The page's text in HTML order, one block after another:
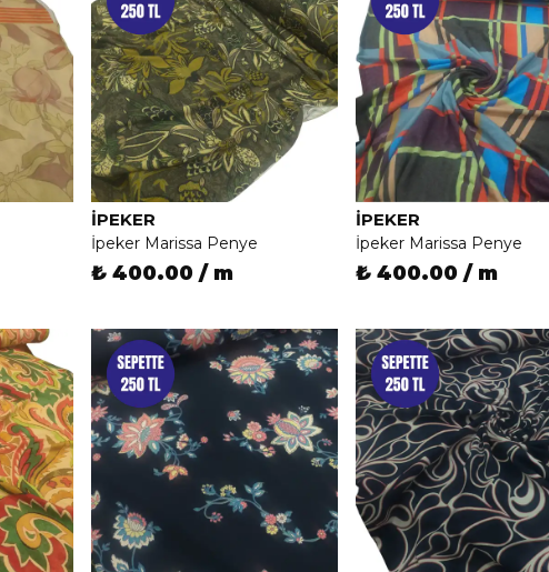
İPEKER
İpeker Marissa Penye
₺ 400.00 / m
İPEKER
İpeker Marissa Penye
₺ 400.00 / m